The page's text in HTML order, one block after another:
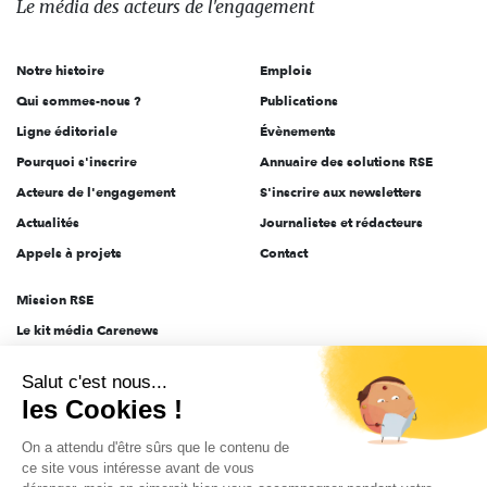
l'engagement
Le média des acteurs de l'engagement
Notre histoire
Qui sommes-nous ?
Ligne éditoriale
Pourquoi s'inscrire
Acteurs de l'engagement
Actualités
Appels à projets
Emplois
Publications
Évènements
Annuaire des solutions RSE
S'inscrire aux newsletters
Journalistes et rédacteurs
Contact
Mission RSE
Le kit média Carenews
AEF info
Novethic
PRODURABLE
Inclusiv Day
Salut c'est nous...
les Cookies !
On a attendu d'être sûrs que le contenu de
ce site vous intéresse avant de vous